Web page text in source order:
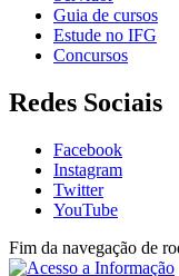
Guia de cursos
Estude no IFG
Concursos
Redes Sociais
Facebook
Instagram
Twitter
YouTube
Fim da navegação de